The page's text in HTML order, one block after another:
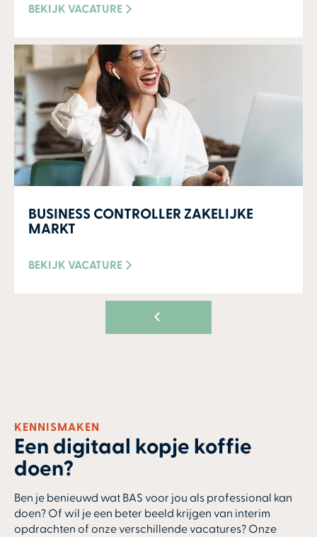
BEKIJK VACATURE
BUSINESS CONTROLLER ZAKELIJKE
MARKT
BEKIJK VACATURE
KENNISMAKEN
Een digitaal kopje koffie
doen?
Ben je benieuwd wat BAS voor jou als professional kan
doen? Of wil je een beter beeld krijgen van interim
opdrachten of onze verschillende vacatures? Onze